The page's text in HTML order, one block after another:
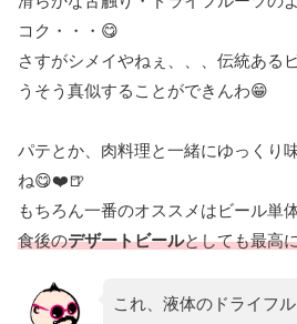
コク・・・😋
さすがシメイやねぇ、、、伝統ある
うそう真似することができんわ😁
パテとか、肉料理と一緒にゆっくり
ね😋❤️🍺
もちろん一番のオススメはビール単
食後のデザートビールとしても最高
これ、液体のドライフ